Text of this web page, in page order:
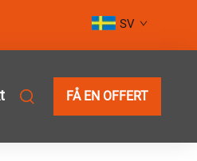
SV
FÅ EN OFFERT